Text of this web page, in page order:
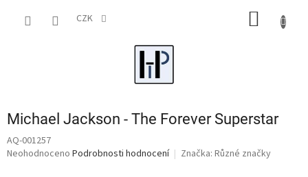
CZK
Michael Jackson - The Forever Superstar
AQ-001257
Průměrné
Neohodnoceno Podrobnosti hodnocení Značka: Různé značky